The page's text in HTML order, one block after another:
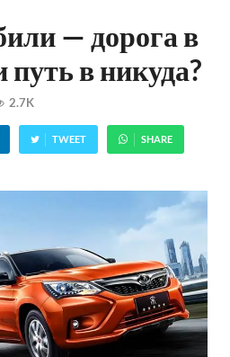
— дорога в
путь в никуда?
2.7K
TWEET SHARE